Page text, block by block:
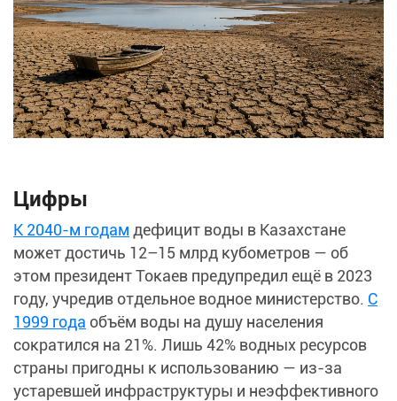
Цифры
К 2040-м годам дефицит воды в Казахстане
может достичь 12–15 млрд кубометров — об
этом президент Токаев предупредил ещё в 2023
году, учредив отдельное водное министерство. С
1999 года объём воды на душу населения
сократился на 21%. Лишь 42% водных ресурсов
страны пригодны к использованию — из-за
устаревшей инфраструктуры и неэффективного